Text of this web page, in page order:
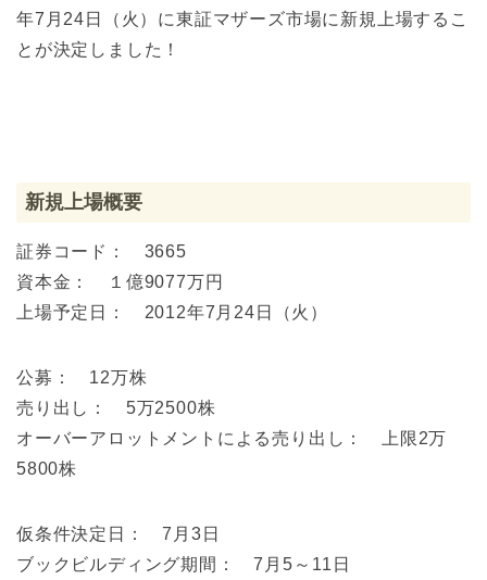
年7月24日（火）に東証マザーズ市場に新規上場するこ
とが決定しました！
新規上場概要
証券コード： 3665
資本金： １億9077万円
上場予定日： 2012年7月24日（火）
公募： 12万株
売り出し： 5万2500株
オーバーアロットメントによる売り出し： 上限2万
5800株
仮条件決定日： 7月3日
ブックビルディング期間： 7月5～11日